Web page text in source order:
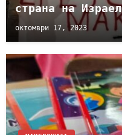
страна на Израел
октомври 17, 2023